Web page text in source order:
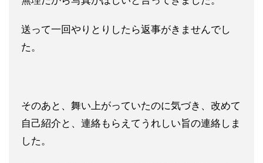
送って一回やりとりしたら返事がきませんでし
た。
そのあと、舞い上がっていたのに気づき、改めて
自己紹介と、連絡もらえてうれしい旨の連絡しま
した。